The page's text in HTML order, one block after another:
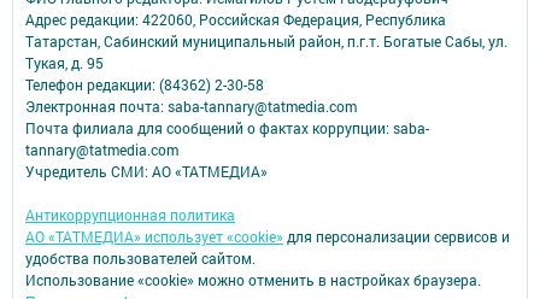
Адрес редакции: 422060, Российская Федерация, Республика
Татарстан, Сабинский муниципальный район, п.г.т. Богатые Сабы, ул.
Тукая, д. 95
Телефон редакции: (84362) 2-30-58
Электронная почта: saba-tannary@tatmedia.com
Почта филиала для сообщений о фактах коррупции: saba-
tannary@tatmedia.com
Учредитель СМИ: АО «ТАТМЕДИА»
Антикоррупционная политика
АО «ТАТМЕДИА» использует «cookie» для персонализации сервисов и
удобства пользователей сайтом.
Использование «cookie» можно отменить в настройках браузера.